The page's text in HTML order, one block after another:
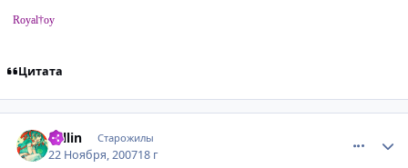
Royal†oy
Цитата
Sellin Старожилы
22 Ноября, 200718 г